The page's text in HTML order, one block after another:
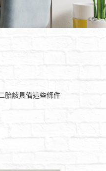
胎該具備這些條件